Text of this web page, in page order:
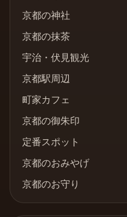
京都の神社
京都の抹茶
宇治・伏見観光
京都駅周辺
町家カフェ
京都の御朱印
定番スポット
京都のおみやげ
京都のお守り